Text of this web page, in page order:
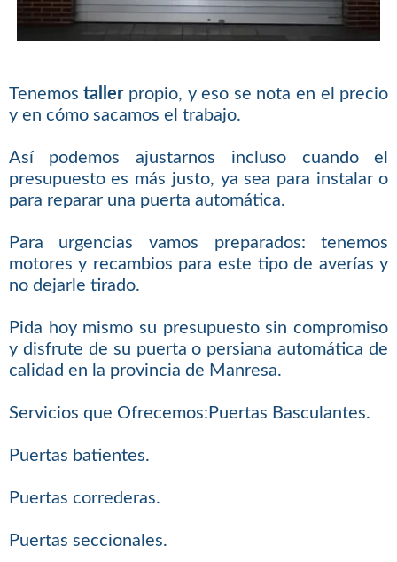
Tenemostallerpropio, y eso se nota en el precio
y en cómo sacamos el trabajo.
Así podemos ajustarnos incluso cuando el
presupuesto es más justo, ya sea para instalar o
para reparar una puerta automática.
Para urgencias vamos preparados: tenemos
motores y recambios para este tipo de averías y
no dejarle tirado.
Pida hoy mismo su presupuesto sin compromiso
y disfrute de su puerta o persiana automática de
calidad en la provincia de Manresa.
Servicios que Ofrecemos:Puertas Basculantes.
Puertas batientes.
Puertas correderas.
Puertas seccionales.